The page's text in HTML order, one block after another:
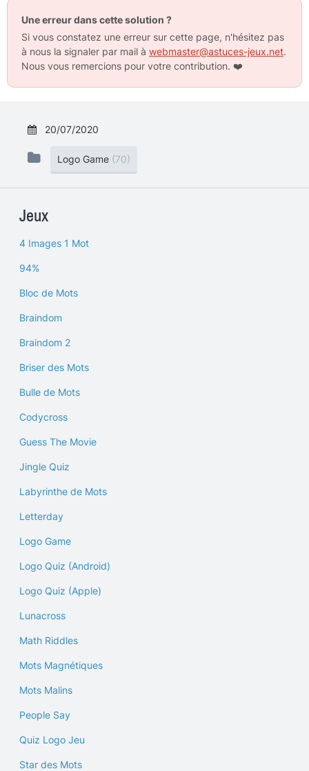
Une erreur dans cette solution ?
Si vous constatez une erreur sur cette page, n'hésitez pas
à nous la signaler par mail à webmaster@astuces-jeux.net.
Nous vous remercions pour votre contribution. ❤️
20/07/2020
Logo Game (70)
Jeux
4 Images 1 Mot
94%
Bloc de Mots
Braindom
Braindom 2
Briser des Mots
Bulle de Mots
Codycross
Guess The Movie
Jingle Quiz
Labyrinthe de Mots
Letterday
Logo Game
Logo Quiz (Android)
Logo Quiz (Apple)
Lunacross
Math Riddles
Mots Magnétiques
Mots Malins
People Say
Quiz Logo Jeu
Star des Mots